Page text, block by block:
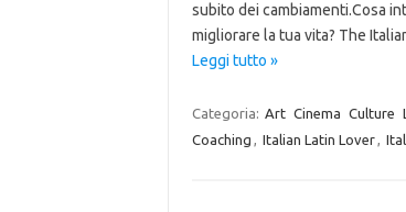
subito dei cambiamenti.Cosa
migliorare la tua vita? The
Leggi tutto »
Categoria: Art Cinema Culture
Coaching , Italian Latin Lover,